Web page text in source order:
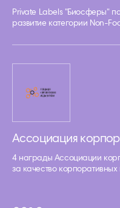
Private Labels "Биосферы"
развитие категории Non-
Ассоциация
4 награды Ассоциации
за качество